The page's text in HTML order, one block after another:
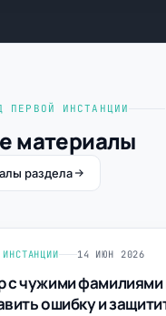
ПЕРВОЙ ИНСТАНЦИИ
материалы
раздела
14 ИЮН 2026
с чужими фамилиями
ошибку и